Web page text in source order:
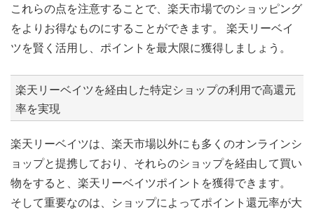
これらの点を注意することで、楽天市場でのショッピング
をよりお得なものにすることができます。 楽天リーベイ
ツを賢く活用し、ポイントを最大限に獲得しましょう。
楽天リーベイツを経由した特定ショップの利用で高還元
率を実現
楽天リーベイツは、楽天市場以外にも多くのオンラインシ
ョップと提携しており、それらのショップを経由して買い
物をすると、楽天リーベイツポイントを獲得できます。
そして重要なのは、ショップによってポイント還元率が大